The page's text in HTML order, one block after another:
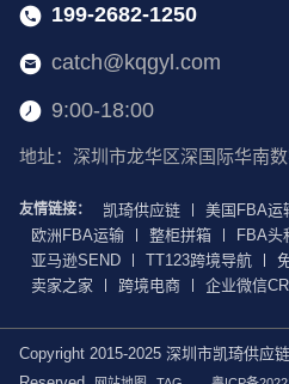
199-2682-1250
catch@kqgyl.com
9:00-18:00
地址：深圳市龙华区深国际华南
友情链接： 凯琦供应链 美国FBA运
欧洲FBA运输
整柜拼箱 FBA头
亚马逊SEND
TT123跨境导航
卖家之家
跨境电商 企业微信
Copyright 2015-2025 深圳市凯琦供应